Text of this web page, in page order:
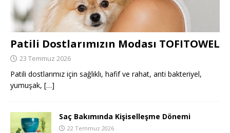
Patili Dostlarımızın Modası TOFITOWEL
23 Temmuz 2026
Patili dostlarımız için sağlıklı, hafif ve rahat, anti bakteriyel,
yumuşak, […]
Saç Bakımında Kişiselleşme Dönemi
22 Temmuz 2026